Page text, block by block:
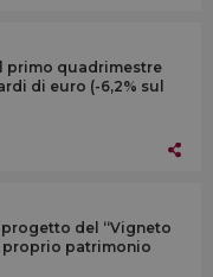
primo quadrimestre
di euro (-6,2% sul
del “Vigneto
proprio patrimonio